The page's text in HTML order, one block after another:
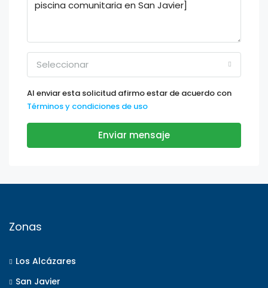
Seleccionar
Al enviar esta solicitud afirmo estar de acuerdo con
Términos y condiciones de uso
Enviar mensaje
Zonas
Los Alcázares
San Javier